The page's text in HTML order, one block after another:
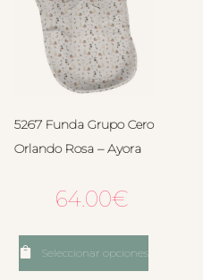
5267 Funda Grupo Cero
Orlando Rosa – Ayora
64.00€
Seleccionar opciones